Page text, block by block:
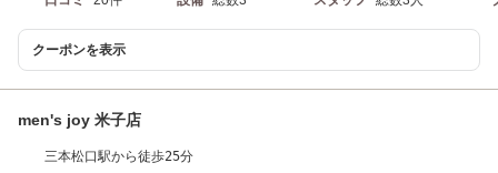
クーポンを表示
men's joy 米子店
三本松口駅から徒歩25分